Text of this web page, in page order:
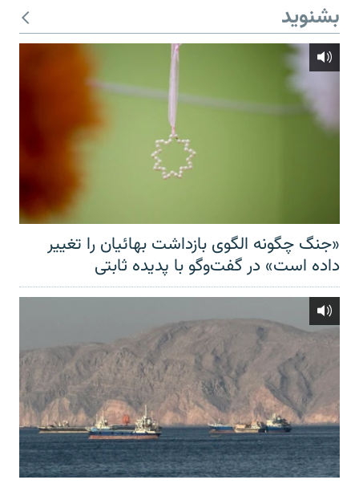
بشنوید
«جنگ چگونه الگوی بازداشت بهائیان را تغییر
داده است» در گفت‌وگو با پدیده ثابتی